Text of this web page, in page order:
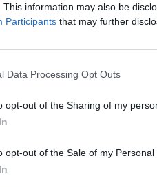
This information may also be
Participants that may further
Data Processing Opt Outs
opt-out of the Sharing of my
opt-out of the Sale of my Personal
социологическа
да „закотви” Унгария в
Орбан следва
сблъсъци в